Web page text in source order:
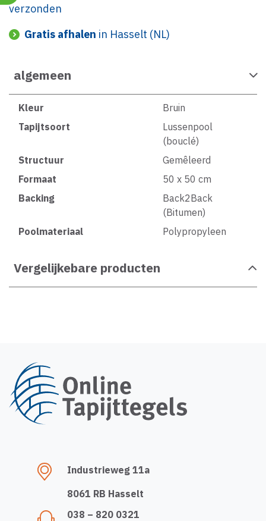
verzonden
Gratis afhalen in Hasselt (NL)
algemeen
Kleur
Bruin
Tapijtsoort
Lussenpool
(bouclé)
Structuur
Gemêleerd
Formaat
50 x 50 cm
Backing
Back2Back
(Bitumen)
Poolmateriaal
Polypropyleen
Vergelijkebare producten
Industrieweg 11a
8061 RB Hasselt
038 – 820 0321